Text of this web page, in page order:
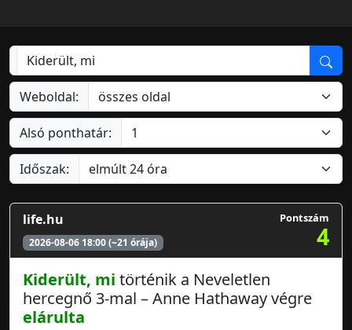
Weboldal:
Alsó ponthatár:
Időszak:
life.hu
2026-08-06 18:00 (~21 órája)
Pontszám
4
Kiderült, mi történik a Neveletlen
hercegnő 3-mal – Anne Hathaway végre
elárulta